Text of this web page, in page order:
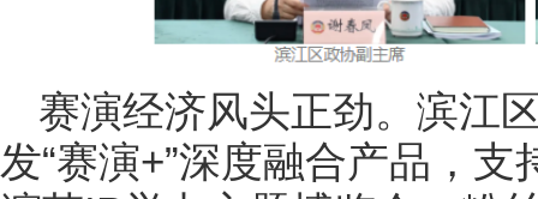
赛演经济风头正劲。滨江
发“赛演+”深度融合产品，